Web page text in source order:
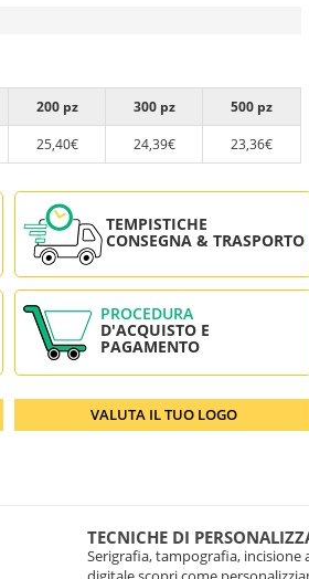
200 pz 300 pz
500 pz
25,40€ 24,39€ 23,36€
TEMPISTICHE
CONSEGNA & TRASPORTO
PROCEDURA
D'ACQUISTO E
PAGAMENTO
VALUTA IL TUO LOGO
TECNICHE DI
Serigrafia, tampografia, incisione